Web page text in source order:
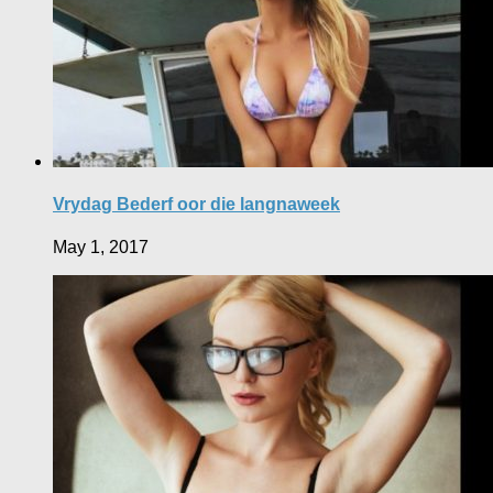
Vrydag Bederf oor die langnaweek
May 1, 2017